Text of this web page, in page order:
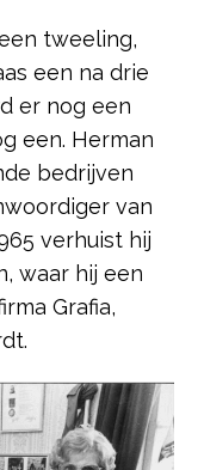
tweeling,
een na drie
er nog een
een. Herman
bedrijven
van
verhuist hij
waar hij een
Grafia,